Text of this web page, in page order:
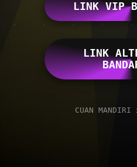
LINK VIP
LINK
CUAN MANDIRI